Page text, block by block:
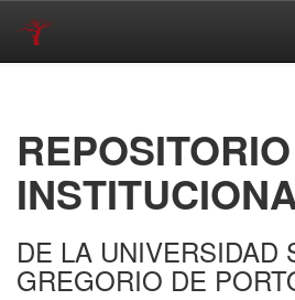
REPOSITORIO
DE LA UNIVERSIDAD
GREGORIO DE